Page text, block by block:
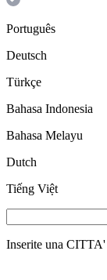
Português
Deutsch
Türkçe
Bahasa Indonesia
Bahasa Melayu
Dutch
Tiếng Việt
Inserite una CITTA'